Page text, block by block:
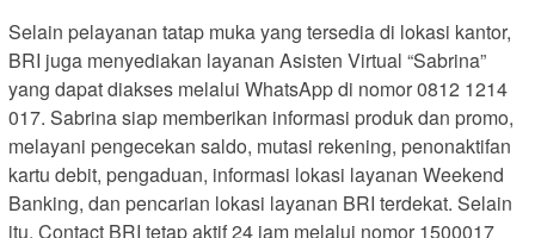
Selain pelayanan tatap muka yang tersedia di lokasi kantor,
BRI juga menyediakan layanan Asisten Virtual “Sabrina”
yang dapat diakses melalui WhatsApp di nomor 0812 1214
017. Sabrina siap memberikan informasi produk dan promo,
melayani pengecekan saldo, mutasi rekening, penonaktifan
kartu debit, pengaduan, informasi lokasi layanan Weekend
Banking, dan pencarian lokasi layanan BRI terdekat. Selain
itu, Contact BRI tetap aktif 24 jam melalui nomor 1500017